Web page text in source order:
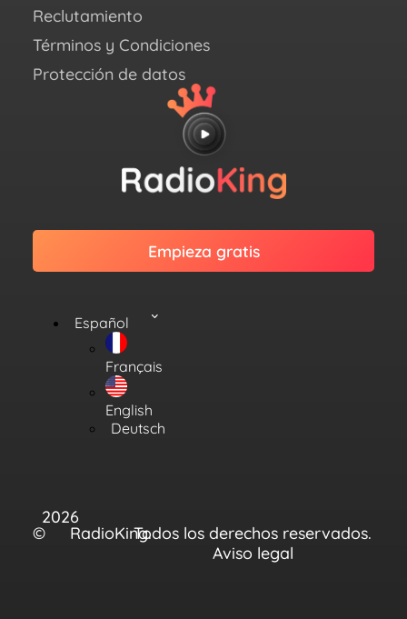
Reclutamiento
Términos y Condiciones
Protección de datos
Empieza gratis
Español
Français
English
Deutsch
©
2026
RadioKing.Todos los derechos reservados.
Aviso legal